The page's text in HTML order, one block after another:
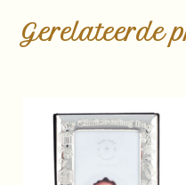
Gerelateerde